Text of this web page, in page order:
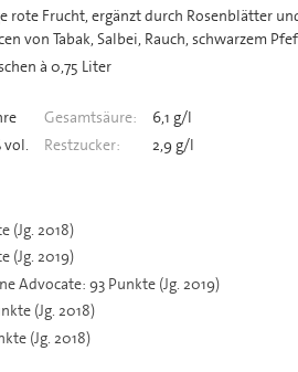
rote Frucht, ergänzt durch Rosenblätter
von Tabak, Salbei, Rauch, schwarzem
à 0,75 Liter
Gesamtsäure:
6,1 g/l
vol. Restzucker: 2,9 g/l
(Jg. 2018)
(Jg. 2019)
Advocate: 93 Punkte (Jg. 2019)
(Jg. 2018)
(Jg. 2018)